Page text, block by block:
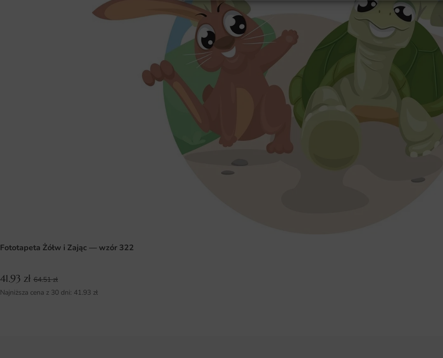
Fototapeta Żółw i Zając — wzór 322
41.93 zł 64.51zł
Najniższa cena z 30 dni: 41.93 zł